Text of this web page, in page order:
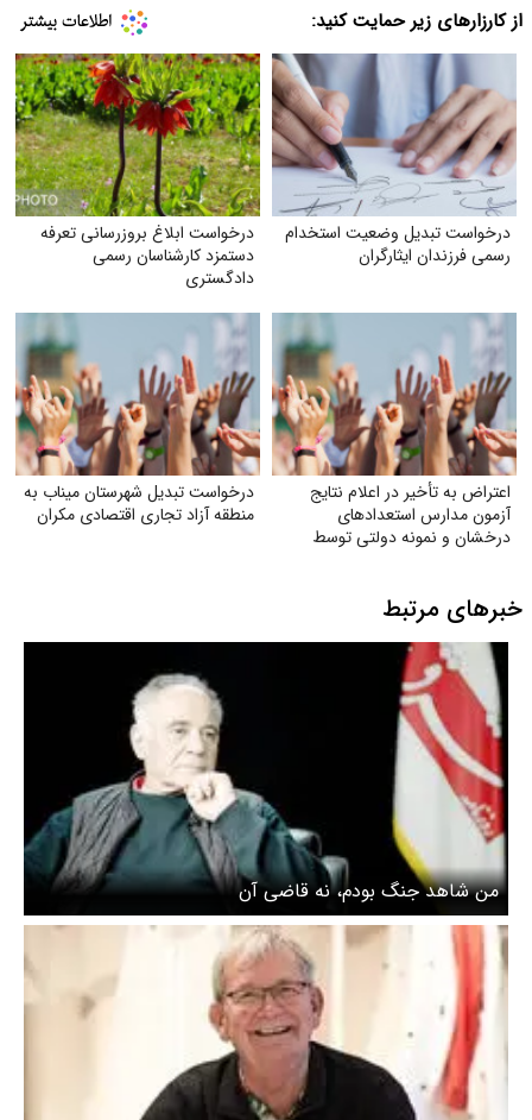
از کارزارهای زیر حمایت کنید:
درخواست تبدیل وضعیت استخدام
رسمی فرزندان ایثارگران
درخواست ابلاغ بروز‌رسانی تعرفه
دستمزد کارشناسان رسمی
دادگستری
اعتراض به تأخیر در اعلام نتایج
آزمون مدارس استعدادهای
درخشان و نمونه دولتی توسط
درخواست تبدیل شهرستان میناب به
منطقه آزاد تجاری اقتصادی مکران
خبرهای مرتبط
من شاهد جنگ بودم، نه قاضی آن